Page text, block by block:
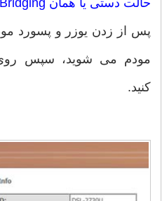
حالت دستی یا همان Bridging:
پس از زدن یوزر و پسورد
کنید.